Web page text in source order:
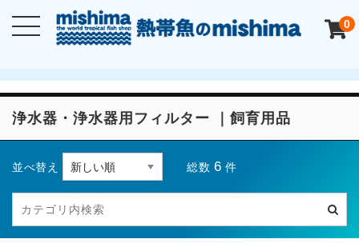
0
浄水器・浄水器用フィルター ｜飼育用品
並べ替え 総数 6 件